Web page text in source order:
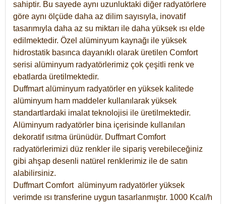
sahiptir. Bu sayede aynı uzunluktaki diğer radyatörlere
göre aynı ölçüde daha az dilim sayısıyla, inovatif
tasarımıyla daha az su miktarı ile daha yüksek ısı elde
edilmektedir. Özel alüminyum kaynağı ile yüksek
hidrostatik basınca dayanıklı olarak üretilen Comfort
serisi alüminyum radyatörlerimiz çok çeşitli renk ve
ebatlarda üretilmektedir.
Duffmart alüminyum radyatörler en yüksek kalitede
alüminyum ham maddeler kullanılarak yüksek
standartlardaki imalat teknolojisi ile üretilmektedir.
Alüminyum radyatörler bina içerisinde kullanılan
dekoratif ısıtma ürünüdür. Duffmart Comfort
radyatörlerimizi düz renkler ile sipariş verebileceğiniz
gibi ahşap desenli natürel renklerimiz ile de satın
alabilirsiniz.
Duffmart Comfort alüminyum radyatörler yüksek
verimde ısı transferine uygun tasarlanmıştır. 1000 Kcal/h